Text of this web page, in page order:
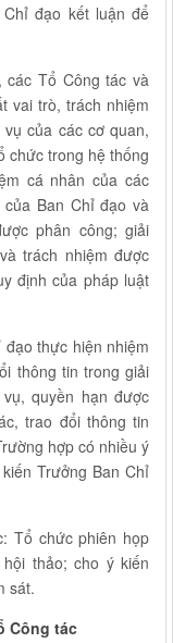
đạo kết luận để
Tổ Công tác và
vai trò, trách nhiệm
của các cơ quan,
chức trong hệ thống
cá nhân của các
Ban Chỉ đạo và
phân công; giải
trách nhiệm được
định của pháp luật
thực hiện nhiệm
thông tin trong giải
quyền hạn được
trao đổi thông tin
hợp có nhiều ý
Trưởng Ban Chỉ
Tổ chức phiên họp
thảo; cho ý kiến
sát.
Công tác